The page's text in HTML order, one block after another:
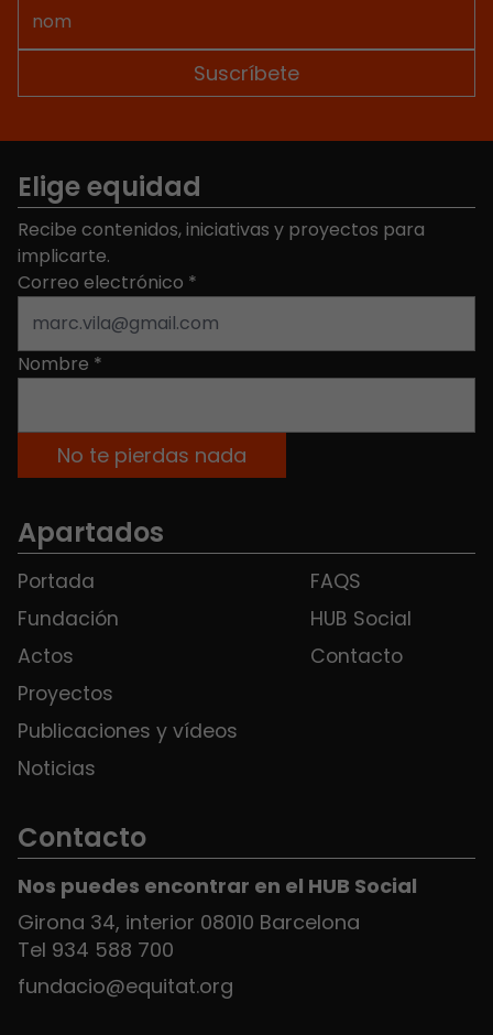
Elige equidad
Recibe contenidos, iniciativas y proyectos para
implicarte.
Correo electrónico *
Nombre *
Apartados
Portada
Fundación
Actos
Proyectos
Publicaciones y vídeos
Noticias
FAQS
HUB Social
Contacto
Contacto
Nos puedes encontrar en el HUB Social
Girona 34, interior 08010 Barcelona
Tel 934 588 700
fundacio@equitat.org